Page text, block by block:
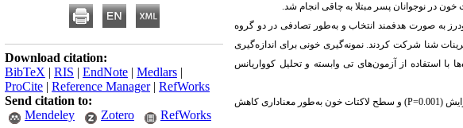
در نوجوانان پسر مبتلا به چاقی انجام شد.
به صورت هدفمند انتخاب و به‌طور تصادفی در دو گروه
تمرینات شنا شرکت کردند. نمونه‌گیری خونی برای اندازه‌گیری
انجام شد. داده‌ها با استفاده از آزمون‌های تی وابسته و تحلیل کوواریانس
(
P=0.001
) و سطح لاکتات خون به‌طور معناداری کاهش
Download citation:
BibTeX | RIS | EndNote | Medlars |
ProCite | Reference Manager| RefWorks
Send citation to:
Mendeley
Zotero RefWorks